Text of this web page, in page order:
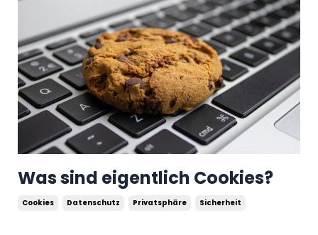
Was sind eigentlich Cookies?
Cookies Datenschutz Privatsphäre Sicherheit